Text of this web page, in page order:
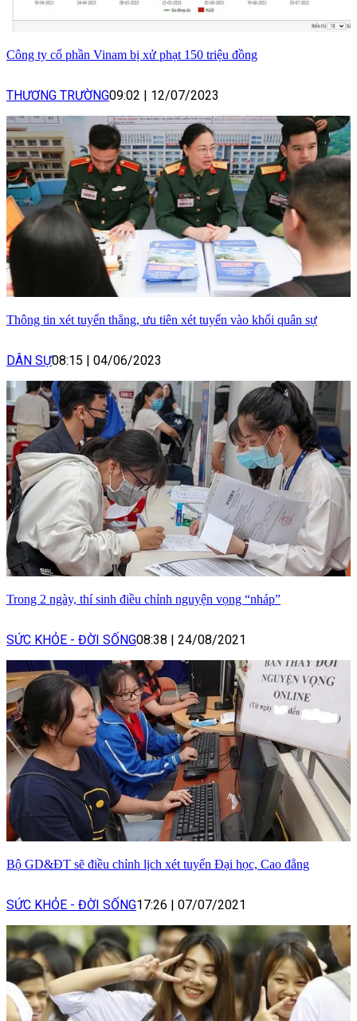
Công ty cổ phần Vinam bị xử phạt 150 triệu đồng
THƯƠNG TRƯỜNG09:02 | 12/07/2023
Thông tin xét tuyển thẳng, ưu tiên xét tuyển vào khối quân sự
DÂN SỰ08:15 | 04/06/2023
Trong 2 ngày, thí sinh điều chỉnh nguyện vọng “nháp”
SỨC KHỎE - ĐỜI SỐNG08:38 | 24/08/2021
Bộ GD&ĐT sẽ điều chỉnh lịch xét tuyển Đại học, Cao đẳng
SỨC KHỎE - ĐỜI SỐNG17:26 | 07/07/2021